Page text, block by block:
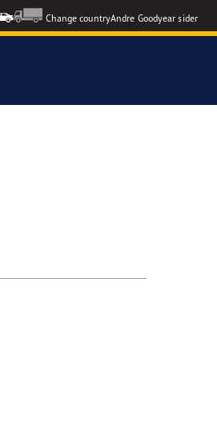
Change countryAndre Goodyear sider